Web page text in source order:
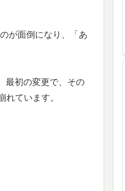
が面倒になり、「あ
最初の変更で、その
ています。